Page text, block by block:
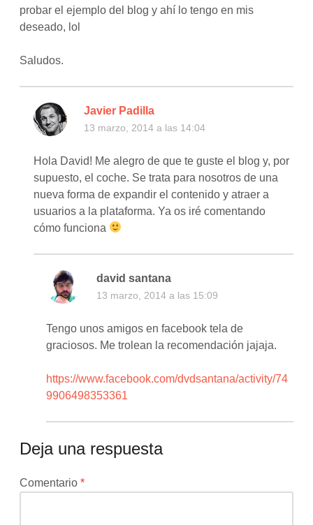
probar el ejemplo del blog y ahí lo tengo en mis
deseado, lol
Saludos.
Javier Padilla
13 marzo, 2014 a las 14:04
Hola David! Me alegro de que te guste el blog y, por
supuesto, el coche. Se trata para nosotros de una
nueva forma de expandir el contenido y atraer a
usuarios a la plataforma. Ya os iré comentando
cómo funciona
david santana
13 marzo, 2014 a las 15:09
Tengo unos amigos en facebook tela de
graciosos. Me trolean la recomendación jajaja.
https://www.facebook.com/dvdsantana/activity/74
9906498353361
Deja una respuesta
Tu
Comentario*